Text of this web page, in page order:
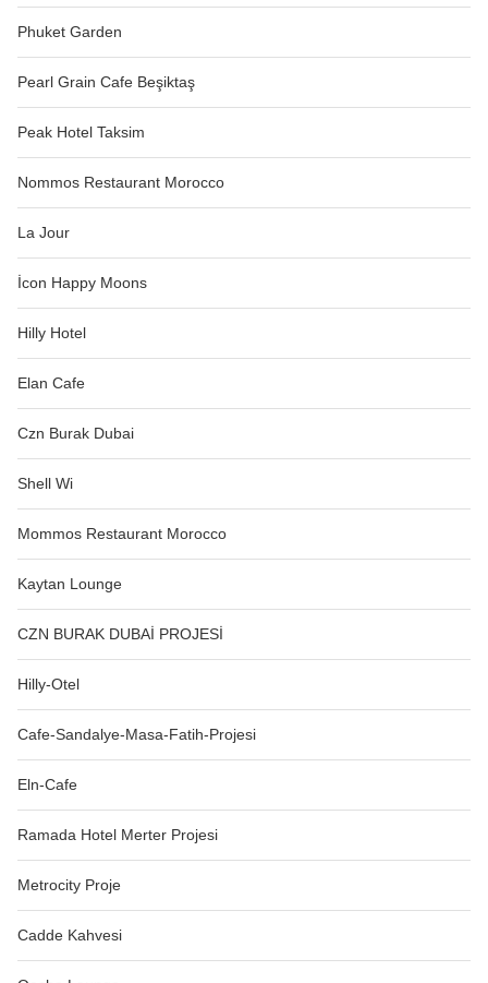
Phuket Garden
Pearl Grain Cafe Beşiktaş
Peak Hotel Taksim
Nommos Restaurant Morocco
La Jour
İcon Happy Moons
Hilly Hotel
Elan Cafe
Czn Burak Dubai
Shell Wi
Mommos Restaurant Morocco
Kaytan Lounge
CZN BURAK DUBAİ PROJESİ
Hilly-Otel
Cafe-Sandalye-Masa-Fatih-Projesi
Eln-Cafe
Ramada Hotel Merter Projesi
Metrocity Proje
Cadde Kahvesi